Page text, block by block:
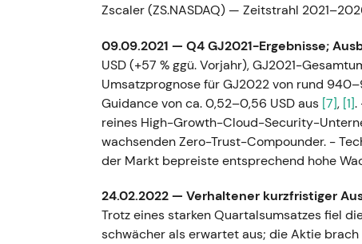
Zscaler (ZS.NASDAQ) — Zeitstrahl
09.09.2021 — Q4 GJ2021-Ergebnisse;
USD (+57 % ggü. Vorjahr), GJ2021-
Umsatzprognose für GJ2022 von rund
Guidance von ca. 0,52–0,56 USD aus [7], [1].
reines High-Growth-Cloud-Security-
wachsenden Zero-Trust-Compounder. -
der Markt bepreiste entsprechend hohe
24.02.2022 — Verhaltener kurzfristiger
Trotz eines starken Quartalsumsatzes fiel
schwächer als erwartet aus; die Aktie